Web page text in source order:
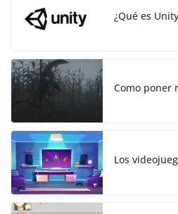
¿Qué es
Como poner
Los